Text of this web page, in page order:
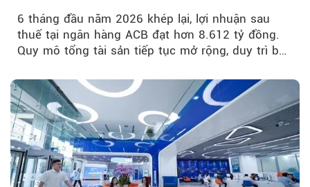
6 tháng đầu năm 2026 khép lại, lợi nhuận sau
thuế tại ngân hàng ACB đạt hơn 8.612 tỷ đồng.
Quy mô tổng tài sản tiếp tục mở rộng, duy trì bộ